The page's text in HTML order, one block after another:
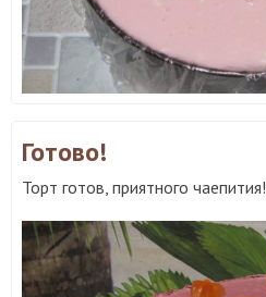
Готово!
Торт готов, приятного чаепития!